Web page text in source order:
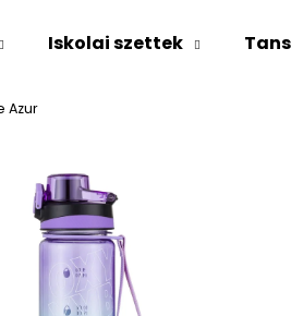
Iskolai szettek
Azur